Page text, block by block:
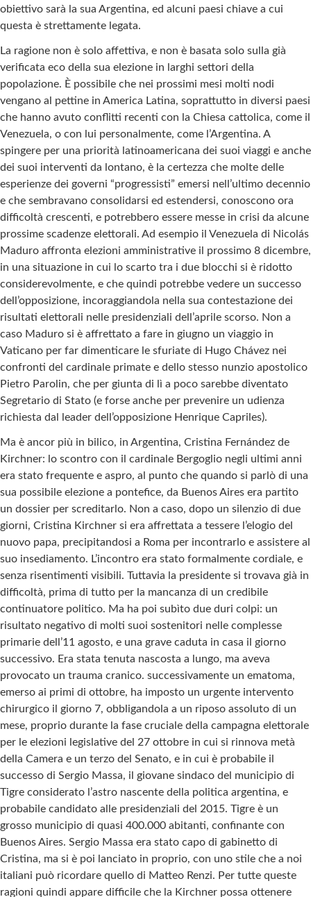
obiettivo sarà la sua Argentina, ed alcuni paesi chiave a cui
questa è strettamente legata.
La ragione non è solo affettiva, e non è basata solo sulla già
verificata eco della sua elezione in larghi settori della
popolazione. È possibile che nei prossimi mesi molti nodi
vengano al pettine in America Latina, soprattutto in diversi paesi
che hanno avuto conflitti recenti con la Chiesa cattolica, come il
Venezuela, o con lui personalmente, come l’Argentina. A
spingere per una priorità latinoamericana dei suoi viaggi e anche
dei suoi interventi da lontano, è la certezza che molte delle
esperienze dei governi “progressisti” emersi nell’ultimo decennio
e che sembravano consolidarsi ed estendersi, conoscono ora
difficoltà crescenti, e potrebbero essere messe in crisi da alcune
prossime scadenze elettorali. Ad esempio il Venezuela di Nicolás
Maduro affronta elezioni amministrative il prossimo 8 dicembre,
in una situazione in cui lo scarto tra i due blocchi si è ridotto
considerevolmente, e che quindi potrebbe vedere un successo
dell’opposizione, incoraggiandola nella sua contestazione dei
risultati elettorali nelle presidenziali dell’aprile scorso. Non a
caso Maduro si è affrettato a fare in giugno un viaggio in
Vaticano per far dimenticare le sfuriate di Hugo Chávez nei
confronti del cardinale primate e dello stesso nunzio apostolico
Pietro Parolin, che per giunta di lì a poco sarebbe diventato
Segretario di Stato (e forse anche per prevenire un udienza
richiesta dal leader dell’opposizione Henrique Capriles).
Ma è ancor più in bilico, in Argentina, Cristina Fernández de
Kirchner: lo scontro con il cardinale Bergoglio negli ultimi anni
era stato frequente e aspro, al punto che quando si parlò di una
sua possibile elezione a pontefice, da Buenos Aires era partito
un dossier per screditarlo. Non a caso, dopo un silenzio di due
giorni, Cristina Kirchner si era affrettata a tessere l’elogio del
nuovo papa, precipitandosi a Roma per incontrarlo e assistere al
suo insediamento. L’incontro era stato formalmente cordiale, e
senza risentimenti visibili. Tuttavia la presidente si trovava già in
difficoltà, prima di tutto per la mancanza di un credibile
continuatore politico. Ma ha poi subìto due duri colpi: un
risultato negativo di molti suoi sostenitori nelle complesse
primarie dell’11 agosto, e una grave caduta in casa il giorno
successivo. Era stata tenuta nascosta a lungo, ma aveva
provocato un trauma cranico. successivamente un ematoma,
emerso ai primi di ottobre, ha imposto un urgente intervento
chirurgico il giorno 7, obbligandola a un riposo assoluto di un
mese, proprio durante la fase cruciale della campagna elettorale
per le elezioni legislative del 27 ottobre in cui si rinnova metà
della Camera e un terzo del Senato, e in cui è probabile il
successo di Sergio Massa, il giovane sindaco del municipio di
Tigre considerato l’astro nascente della politica argentina, e
probabile candidato alle presidenziali del 2015. Tigre è un
grosso municipio di quasi 400.000 abitanti, confinante con
Buenos Aires. Sergio Massa era stato capo di gabinetto di
Cristina, ma si è poi lanciato in proprio, con uno stile che a noi
italiani può ricordare quello di Matteo Renzi. Per tutte queste
ragioni quindi appare difficile che la Kirchner possa ottenere